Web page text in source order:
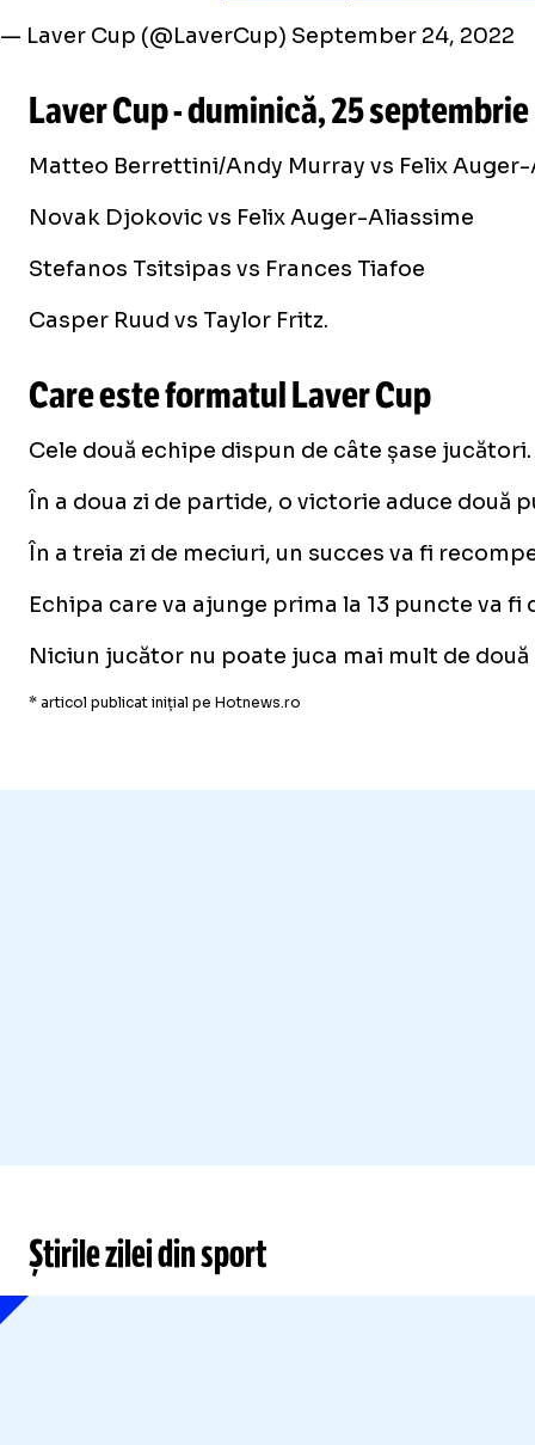
— Laver Cup (@LaverCup) September 24, 2022
​Laver Cup - duminică, 25 septembrie
Matteo Berrettini/Andy Murray vs Felix
Novak Djokovic vs Felix Auger-Aliassime
Stefanos Tsitsipas vs Frances Tiafoe
Casper Ruud vs Taylor Fritz.
Care este formatul Laver Cup
Cele două echipe dispun de câte șase
În a doua zi de partide, o victorie aduce două
În a treia zi de meciuri, un succes va fi
Echipa care va ajunge prima la 13 puncte va
Niciun jucător nu poate juca mai mult de
* articol publicat inițial pe Hotnews.ro
Știrile zilei din sport